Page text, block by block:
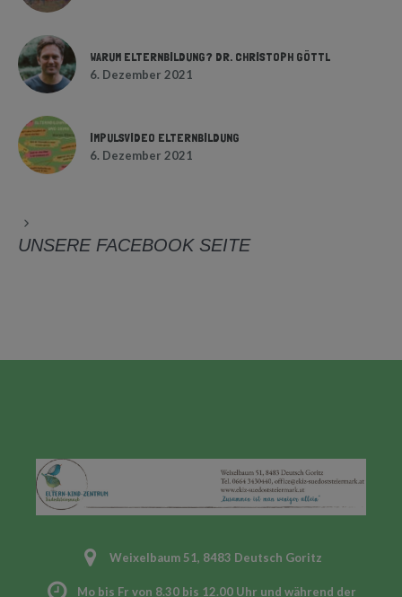
WARUM ELTERNBILDUNG? DR. CHRISTOPH GÖTTL
6. Dezember 2021
IMPULSVIDEO ELTERNBILDUNG
6. Dezember 2021
UNSERE FACEBOOK SEITE
Weixelbaum 51, 8483 Deutsch Goritz
Mo bis Fr von 8.30 bis 12.00 Uhr und während der